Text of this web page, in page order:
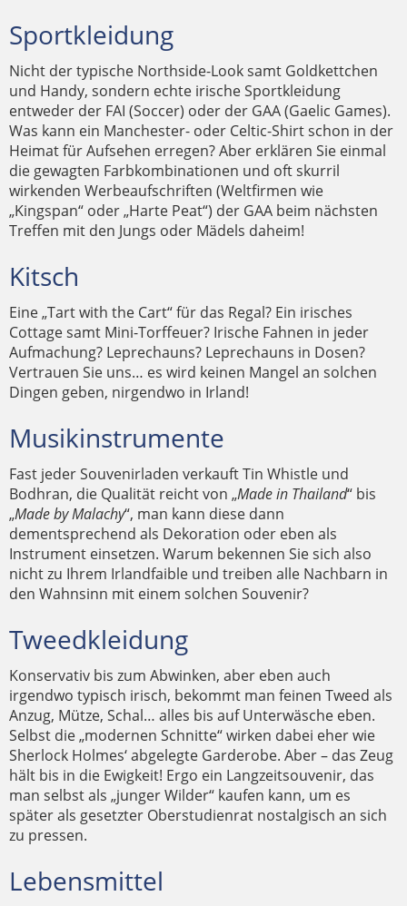
Sportkleidung
Nicht der typische Northside-Look samt Goldkettchen
und Handy, sondern echte irische Sportkleidung
entweder der FAI (Soccer) oder der GAA (Gaelic Games).
Was kann ein Manchester- oder Celtic-Shirt schon in der
Heimat für Aufsehen erregen? Aber erklären Sie einmal
die gewagten Farbkombinationen und oft skurril
wirkenden Werbeaufschriften (Weltfirmen wie
„Kingspan“ oder „Harte Peat“) der GAA beim nächsten
Treffen mit den Jungs oder Mädels daheim!
Kitsch
Eine „Tart with the Cart“ für das Regal? Ein irisches
Cottage samt Mini-Torffeuer? Irische Fahnen in jeder
Aufmachung? Leprechauns? Leprechauns in Dosen?
Vertrauen Sie uns… es wird keinen Mangel an solchen
Dingen geben, nirgendwo in Irland!
Musikinstrumente
Fast jeder Souvenirladen verkauft Tin Whistle und
Bodhran, die Qualität reicht von „Made in Thailand“ bis
„Made by Malachy“, man kann diese dann
dementsprechend als Dekoration oder eben als
Instrument einsetzen. Warum bekennen Sie sich also
nicht zu Ihrem Irlandfaible und treiben alle Nachbarn in
den Wahnsinn mit einem solchen Souvenir?
Tweedkleidung
Konservativ bis zum Abwinken, aber eben auch
irgendwo typisch irisch, bekommt man feinen Tweed als
Anzug, Mütze, Schal… alles bis auf Unterwäsche eben.
Selbst die „modernen Schnitte“ wirken dabei eher wie
Sherlock Holmes‘ abgelegte Garderobe. Aber – das Zeug
hält bis in die Ewigkeit! Ergo ein Langzeitsouvenir, das
man selbst als „junger Wilder“ kaufen kann, um es
später als gesetzter Oberstudienrat nostalgisch an sich
zu pressen.
Lebensmittel